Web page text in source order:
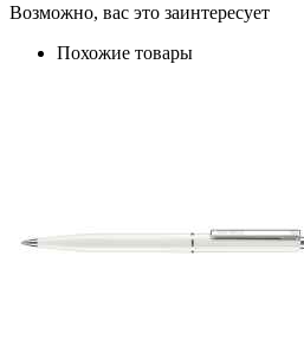
Возможно, вас это заинтересует
Похожие товары